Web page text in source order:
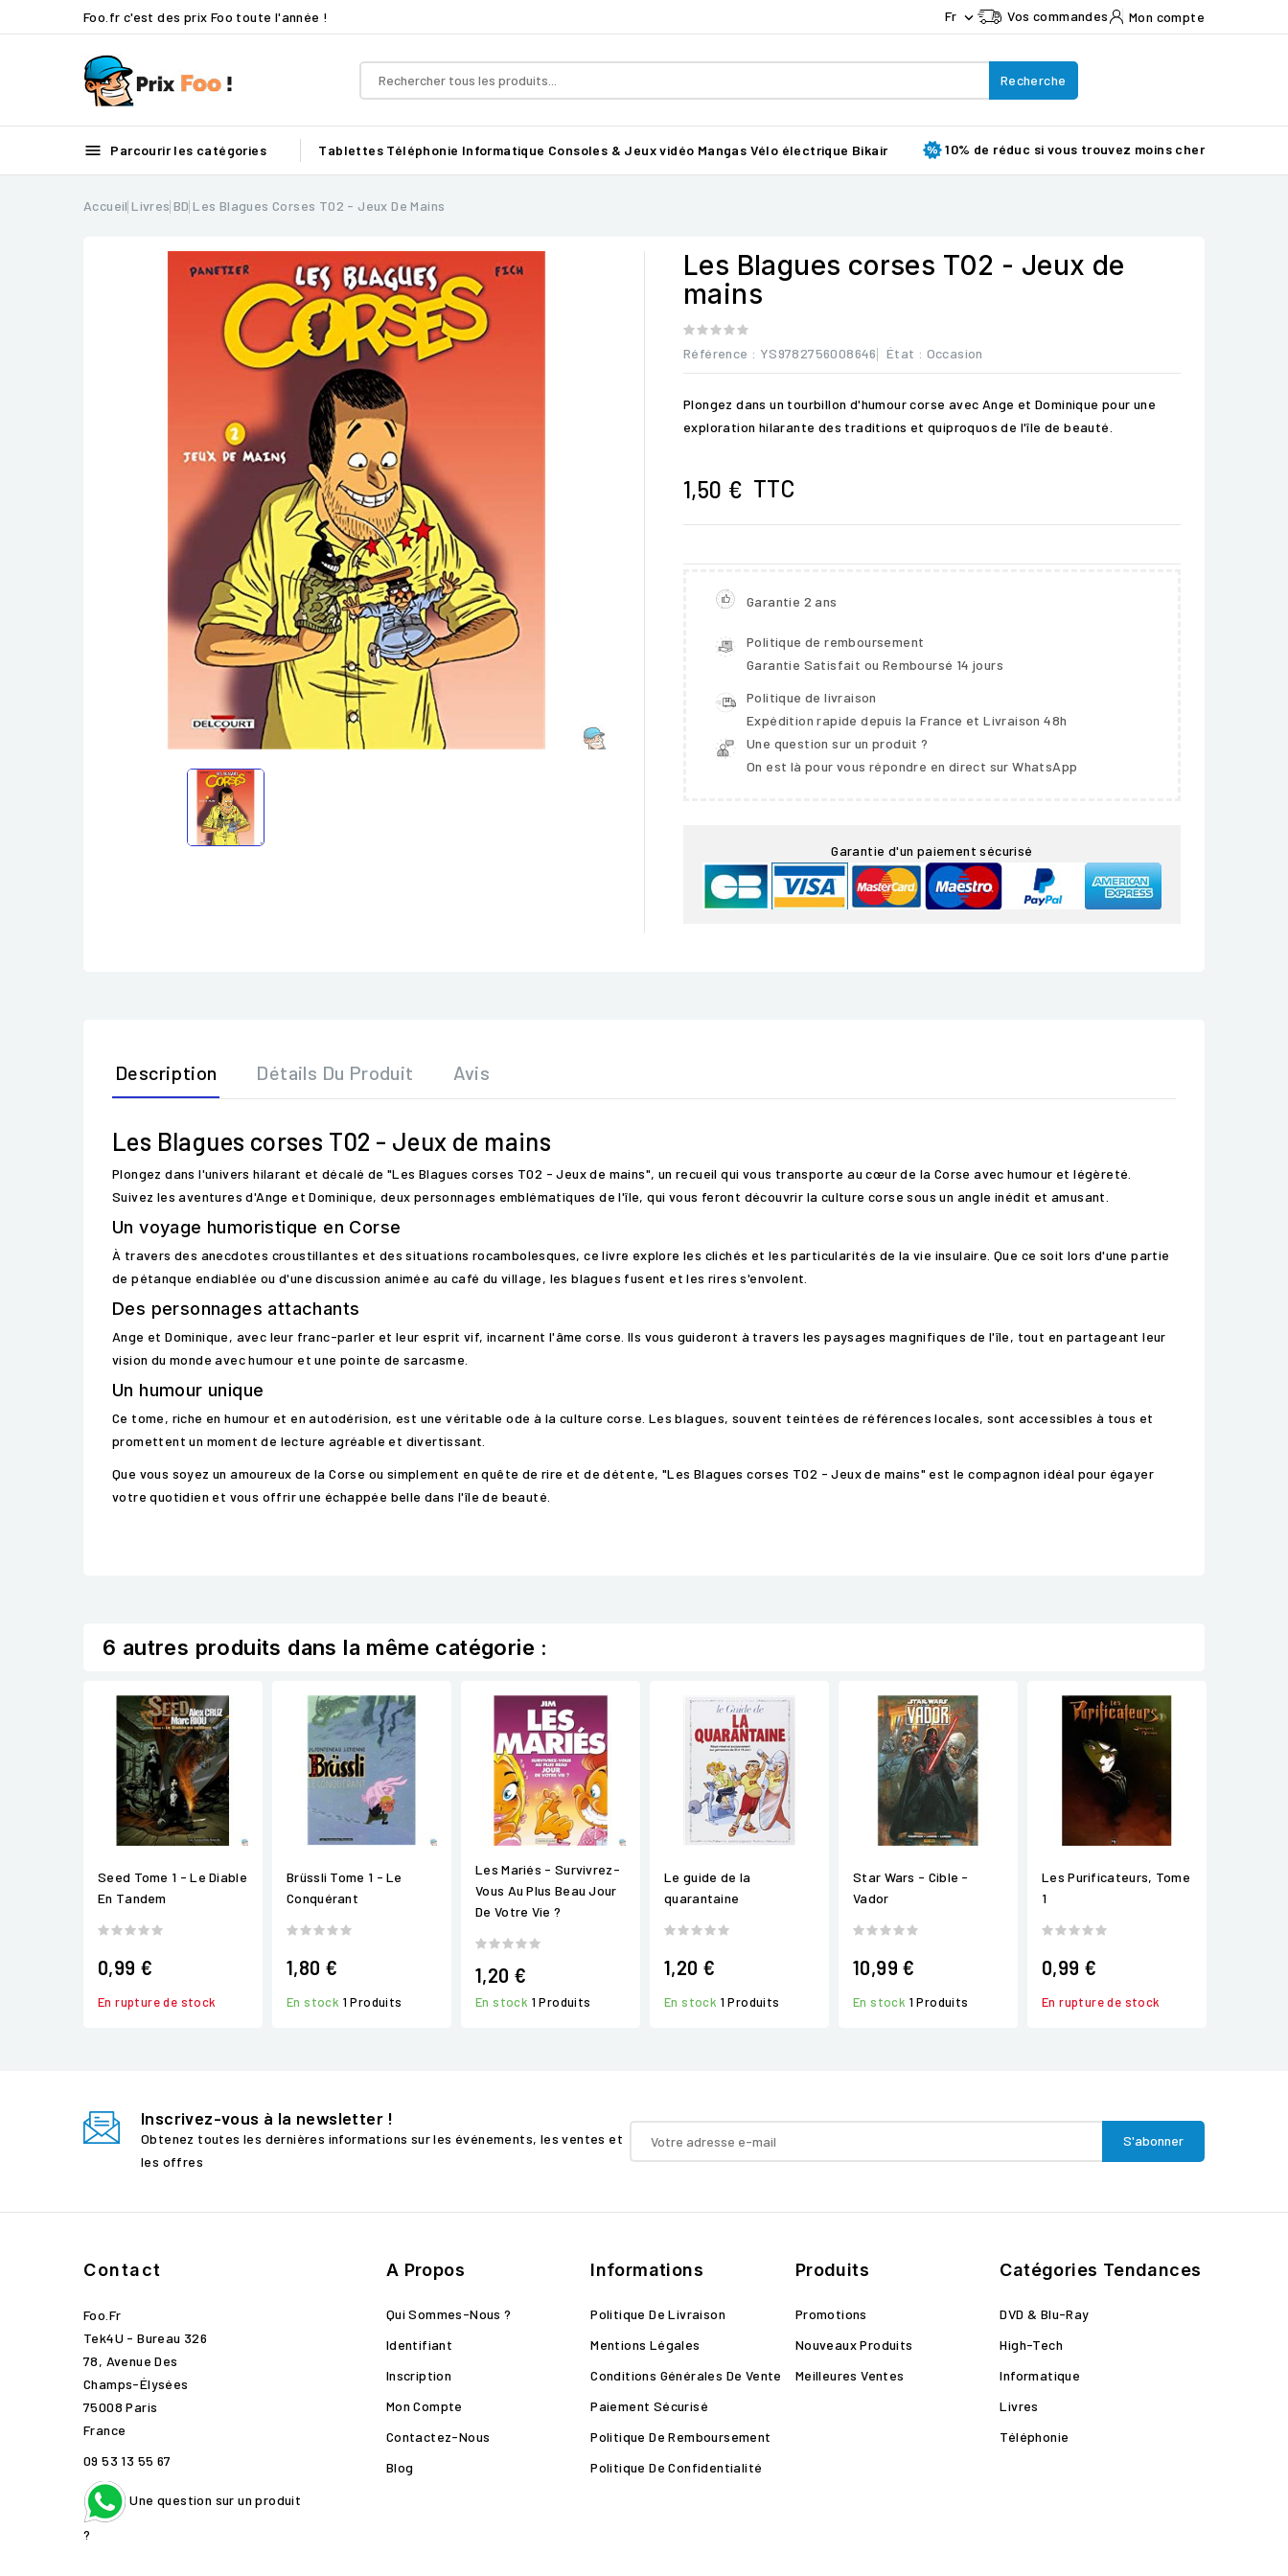
Foo.fr c'est des prix Foo toute l'année ! Fr  Vos commandes Mon compte
Recherche
 Parcourir les catégories Tablettes Téléphonie Informatique Consoles & Jeux vidéo Mangas Vélo électrique Bikair 10% de réduc si vous trouvez moins cher
Accueil Livres BD Les Blagues Corses T02 - Jeux De Mains

Les Blagues corses T02 - Jeux de
mains
Référence : YS9782756008646 État : Occasion
Plongez dans un tourbillon d'humour corse avec Ange et Dominique pour une
exploration hilarante des traditions et quiproquos de l'île de beauté.
1,50 € TTC
Garantie 2 ans
Politique de remboursement
Garantie Satisfait ou Remboursé 14 jours
Politique de livraison
Expédition rapide depuis la France et Livraison 48h
Une question sur un produit ?
On est là pour vous répondre en direct sur WhatsApp
Garantie d'un paiement sécurisé
Description Détails Du Produit Avis
Les Blagues corses T02 - Jeux de mains
Plongez dans l'univers hilarant et décalé de "Les Blagues corses T02 - Jeux de mains", un recueil qui vous transporte au cœur de la Corse avec humour et légèreté.
Suivez les aventures d'Ange et Dominique, deux personnages emblématiques de l'île, qui vous feront découvrir la culture corse sous un angle inédit et amusant.
Un voyage humoristique en Corse
À travers des anecdotes croustillantes et des situations rocambolesques, ce livre explore les clichés et les particularités de la vie insulaire. Que ce soit lors d'une partie
de pétanque endiablée ou d'une discussion animée au café du village, les blagues fusent et les rires s'envolent.
Des personnages attachants
Ange et Dominique, avec leur franc-parler et leur esprit vif, incarnent l'âme corse. Ils vous guideront à travers les paysages magnifiques de l'île, tout en partageant leur
vision du monde avec humour et une pointe de sarcasme.
Un humour unique
Ce tome, riche en humour et en autodérision, est une véritable ode à la culture corse. Les blagues, souvent teintées de références locales, sont accessibles à tous et
promettent un moment de lecture agréable et divertissant.
Que vous soyez un amoureux de la Corse ou simplement en quête de rire et de détente, "Les Blagues corses T02 - Jeux de mains" est le compagnon idéal pour égayer
votre quotidien et vous offrir une échappée belle dans l'île de beauté.
6 autres produits dans la même catégorie :
Seed Tome 1 - Le Diable
En Tandem
0,99 €
En rupture de stock
Brüssli Tome 1 - Le
Conquérant
1,80 €
En stock 1 Produits
Les Mariés - Survivrez-
Vous Au Plus Beau Jour
De Votre Vie ?
1,20 €
En stock 1 Produits
Le guide de la
quarantaine
1,20 €
En stock 1 Produits
Star Wars - Cible -
Vador
10,99 €
En stock 1 Produits
Les Purificateurs, Tome
1
0,99 €
En rupture de stock
Inscrivez-vous à la newsletter !
Obtenez toutes les dernières informations sur les événements, les ventes et
les offres
Contact
Foo.fr
Tek4U - Bureau 326
78, Avenue Des
Champs-Élysées
75008 Paris
France
09 53 13 55 67
Une question sur un produit
?
A Propos
Qui Sommes-Nous ?
Identifiant
Inscription
Mon Compte
Contactez-Nous
Blog
Informations
Politique De Livraison
Mentions Légales
Conditions Générales De Vente
Paiement Sécurisé
Politique De Remboursement
Politique De Confidentialité
Produits
Promotions
Nouveaux Produits
Meilleures Ventes
Catégories Tendances
DVD & Blu-Ray
High-Tech
Informatique
Livres
Téléphonie